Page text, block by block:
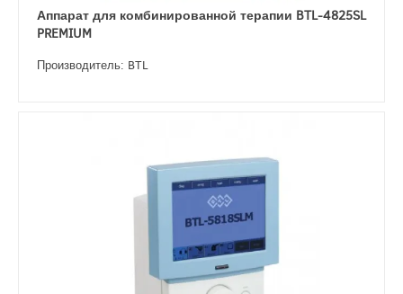
Аппарат для комбинированной терапии BTL-4825SL
PREMIUM
Производитель: BTL